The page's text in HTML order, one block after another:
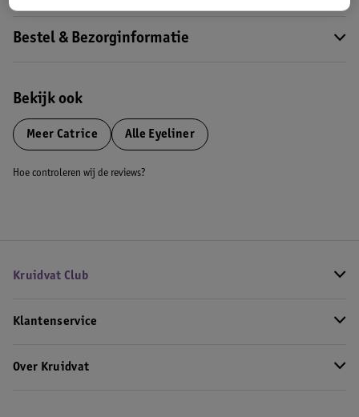
Bestel & Bezorginformatie
Bekijk ook
Meer Catrice Alle Eyeliner
Hoe controleren wij de reviews?
Kruidvat Club
Klantenservice
Over Kruidvat